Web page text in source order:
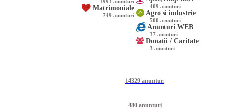
1993 anunturi
Matrimoniale
749 anunturi
409 anunturi
Agro si industrie
500 anunturi
Anunturi WEB
37 anunturi
Donatii / Caritate
3 anunturi
14329 anunturi
480 anunturi